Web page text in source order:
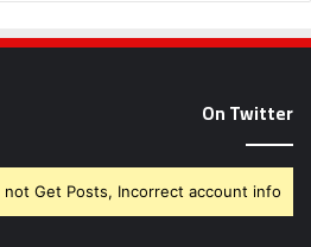
On Twitter
not Get Posts, Incorrect account info.